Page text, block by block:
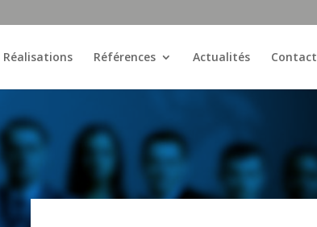
Réalisations Références Actualités Contact